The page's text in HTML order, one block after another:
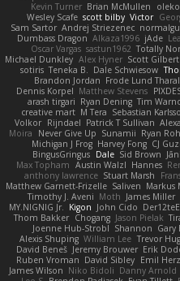
Kevin Turner Brian McMullen
Wesley Scafe scott bilby Victor
Sam Sartor Andrej Striezenec
Dumbass Dragon Alkaza1996 jAde
Oscar Vargas sastun1962 Totally
Michael Dunkley Alex Hyner Scott Gilbert
sotiris Teneka B. Dale Schwiesow
Brandon Jordan Frode Lund
Dennis Korpel Matthew Stevens
arash tirgari Ryan Dening Tim
creative mart M Tera Sebastian
Volkor Rijndael Patrick T Sullivan
Moira
Never Give Up Sunamii Ryan
Michigan J Frog Harvey Fong CJ
BingusGringus Dale Sid Brown
Max Topham Austin Walzl Hannes
anthony lawrence Stuart Marsh
Matthew Garnett-Frizelle Saliven Markus
Timothy J. Aveni Moth James Miller
MY.NIGNIG Jr. Kigon John Cido
Thom Bakker Chogang Jason Pielak
Joenne Hub-Strobl Shannon Gary
Alexis Shuping William Lee Trevor
David Beneš Jeremy Brouwer Erik
Ruben Vroman David Sibley Emil
James Wilson Niko Bidoli Danny Arnold